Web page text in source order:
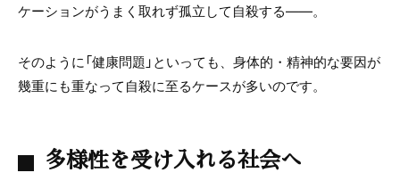
ケーションがうまく取れず孤立して自殺する――。
そのように「健康問題」といっても、身体的・精神的な要因が
幾重にも重なって自殺に至るケースが多いのです。
多様性を受け入れる社会へ